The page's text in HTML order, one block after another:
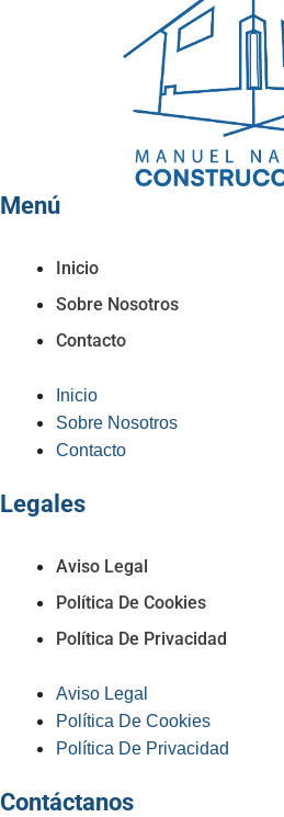
Menú
Inicio
Sobre Nosotros
Contacto
Inicio
Sobre Nosotros
Contacto
Legales
Aviso Legal
Política De Cookies
Política De Privacidad
Aviso Legal
Política De Cookies
Política De Privacidad
Contáctanos